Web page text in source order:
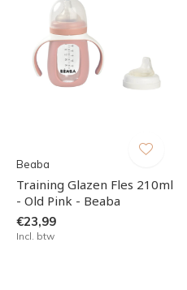
Beaba
Training Glazen Fles 210ml
- Old Pink - Beaba
€23,99
Incl. btw